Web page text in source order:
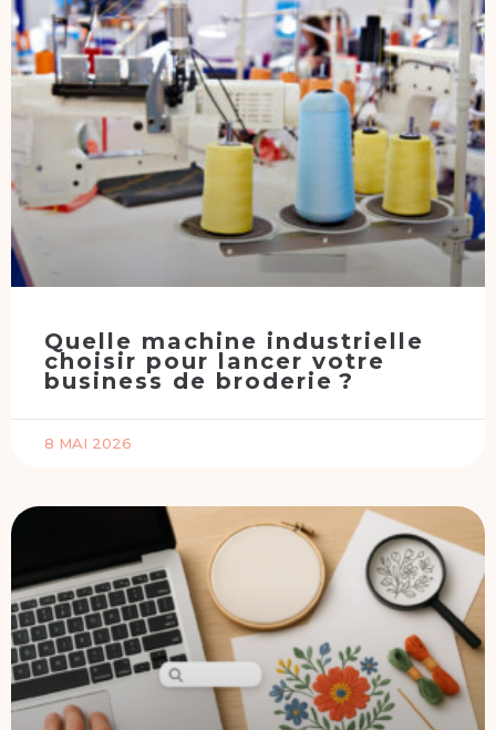
Quelle machine industrielle
choisir pour lancer votre
business de broderie ?
8 MAI 2026